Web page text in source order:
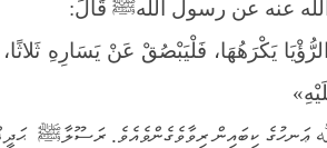
عنه عن رسول اللهﷺ قَالَ:
يَكْرَهُهَا، فَلْيَبْصُقْ عَنْ يَسَارِهِ
ޢަނހުގެ ކިބައިން ރިވާވެގެންވެއެވެ. ރަސޫލާﷺ